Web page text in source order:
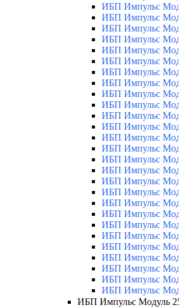
ИБП Импульс
ИБП Импульс
ИБП Импульс
ИБП Импульс
ИБП Импульс
ИБП Импульс
ИБП Импульс
ИБП Импульс
ИБП Импульс
ИБП Импульс
ИБП Импульс
ИБП Импульс
ИБП Импульс
ИБП Импульс
ИБП Импульс
ИБП Импульс
ИБП Импульс
ИБП Импульс
ИБП Импульс
ИБП Импульс
ИБП Импульс
ИБП Импульс
ИБП Импульс
ИБП Импульс
ИБП Импульс
ИБП Импульс
ИБП Импульс
ИБП Импульс Модуль